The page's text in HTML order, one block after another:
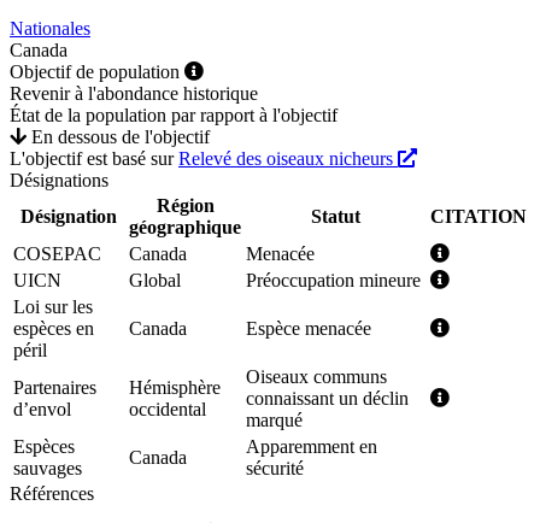
Nationales
Canada
Objectif de population
Revenir à l'abondance historique
État de la population par rapport à l'objectif
En dessous de l'objectif
L'objectif est basé sur Relevé des oiseaux nicheurs
Désignations
Désignation
Région
géographique
Statut
CITATION
COSEPAC
Canada
Menacée
UICN
Global
Préoccupation mineure
Loi sur les
espèces en
péril
Canada Espèce menacée
Partenaires
d’envol
Hémisphère
occidental
Oiseaux communs
connaissant un déclin
marqué
Espèces
sauvages
Canada
Apparemment en
sécurité
Références